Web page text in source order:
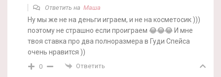
Ответить на Маша
Ну мы же не на деньги играем, и не на косметосик )))
поэтому не страшно если проиграем 😂😂😂 И мне
твоя ставка про два полноразмера в Гуди Спейса
очень нравится ))
0 Ответить